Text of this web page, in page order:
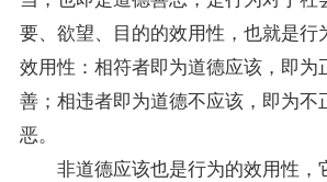
要、欲望、目的的效用性，也就是行
效用性：相符者即为道德应该，即为
善；相违者即为道德不应该，即为不
恶。
非道德应该也是行为的效用性，